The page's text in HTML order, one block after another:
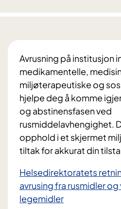
Avrusning på institusjon
medikamentelle,
miljøterapeutiske og
hjelpe deg å komme
og abstinensfasen ved
rusmiddelavhengighet.
opphold i et skjermet
tiltak for akkurat din
Helsedirektoratets
avrusing fra rusmidler
legemidler